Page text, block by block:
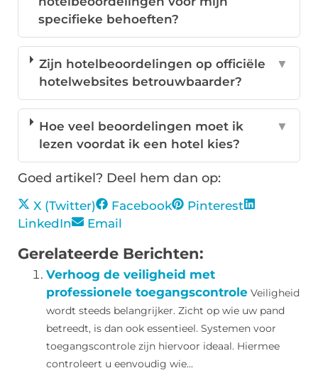
specifieke behoeften?
Zijn hotelbeoordelingen op officiële
hotelwebsites betrouwbaarder?
▼
Hoe veel beoordelingen moet ik
lezen voordat ik een hotel kies?
▼
Goed artikel? Deel hem dan op:
X (Twitter) Facebook
Pinterest
LinkedIn
Email
Gerelateerde Berichten:
Verhoog de veiligheid met
professionele toegangscontrole Veiligheid
wordt steeds belangrijker. Zicht op wie uw pand
betreedt, is dan ook essentieel. Systemen voor
toegangscontrole zijn hiervoor ideaal. Hiermee
controleert u eenvoudig wie...